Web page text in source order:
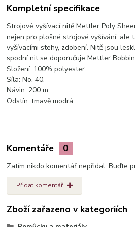
Kompletní specifikace
Strojové vyšívací nitě Mettler Poly
nejen pro plošné strojové vyšívání, ale
vyšívacími stehy, zdobení. Nitě jsou
spodní nit se doporučuje Mettler
Složení: 100% polyester.
Síla: No. 40.
Návin: 200 m.
Odstín: tmavě modrá
Komentáře 0
Zatím nikdo komentář nepřidal. Buďte
Přidat komentář
Zboží zařazeno v kategoriích